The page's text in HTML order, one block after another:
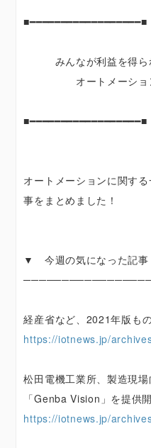
■━━━━━━━━━━━━━━━━━━■
みんなが利益を得ら
オートメーショ
■━━━━━━━━━━━━━━━━━━■
オートメーションに関す
事をまとめました！
▼ 今週の気になった記事
経産省など、2021年版も
https://iotnews.jp/
松田電機工業所、製造現
「Genba Vision」を提供
https://iotnews.jp/